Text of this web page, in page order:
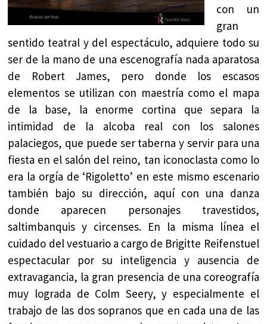
con un
gran
sentido teatral y del espectáculo, adquiere todo su
ser de la mano de una escenografía nada aparatosa
de Robert James, pero donde los escasos
elementos se utilizan con maestría como el mapa
de la base, la enorme cortina que separa la
intimidad de la alcoba real con los salones
palaciegos, que puede ser taberna y servir para una
fiesta en el salón del reino, tan iconoclasta como lo
era la orgía de ‘Rigoletto’ en este mismo escenario
también bajo su dirección, aquí con una danza
donde aparecen personajes travestidos,
saltimbanquis y circenses. En la misma línea el
cuidado del vestuario a cargo de Brigitte Reifenstuel
espectacular por su inteligencia y ausencia de
extravagancia, la gran presencia de una coreografía
muy lograda de Colm Seery, y especialmente el
trabajo de las dos sopranos que en cada una de las